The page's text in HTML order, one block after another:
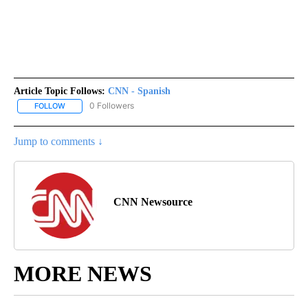
Article Topic Follows: CNN - Spanish
FOLLOW FOLLOW "CNN - SPANISH" TO RECEIVE NOTIFICATIONS ABOUT
0 Followers
Jump to comments ↓
CNN Newsource
MORE NEWS